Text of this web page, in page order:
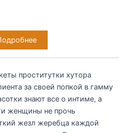
проститутки хутора
за своей попкой в гамму
знают все о интиме, а
женщины не прочь
жезл жеребца каждой